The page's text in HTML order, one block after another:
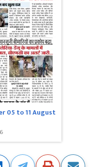
05 to 11 August